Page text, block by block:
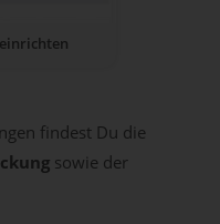
findest Du die
sowie der